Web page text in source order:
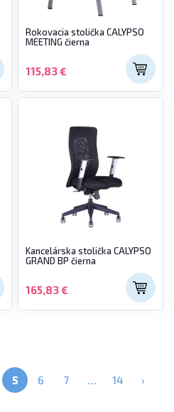
Rokovacia stolička CALYPSO
MEETING čierna
115,83 €
Kancelárska stolička CALYPSO
GRAND BP čierna
165,83 €
5 6 7 … 14 ›